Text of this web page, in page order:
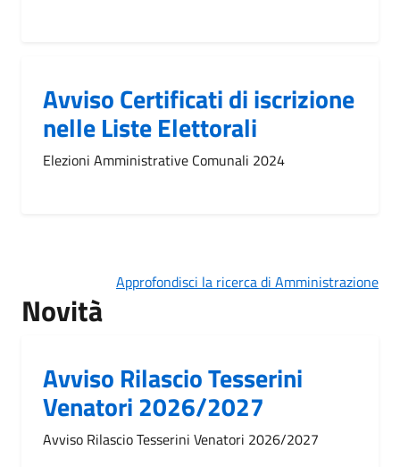
Avviso Certificati di iscrizione
nelle Liste Elettorali
Elezioni Amministrative Comunali 2024
Approfondisci la ricerca di Amministrazione
Novità
Avviso Rilascio Tesserini
Venatori 2026/2027
Avviso Rilascio Tesserini Venatori 2026/2027